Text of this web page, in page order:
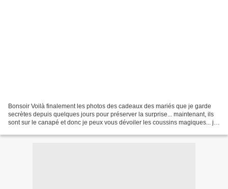
Bonsoir Voilà finalement les photos des cadeaux des mariés que je garde
secrètes depuis quelques jours pour préserver la surprise... maintenant, ils
sont sur le canapé et donc je peux vous dévoiler les coussins magiques... j'ai